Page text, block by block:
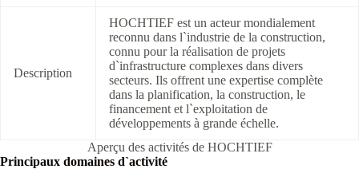
Description
HOCHTIEF est un acteur mondialement
reconnu dans l`industrie de la construction,
connu pour la réalisation de projets
d`infrastructure complexes dans divers
secteurs. Ils offrent une expertise complète
dans la planification, la construction, le
financement et l`exploitation de
développements à grande échelle.
Aperçu des activités de HOCHTIEF
Principaux domaines d`activité